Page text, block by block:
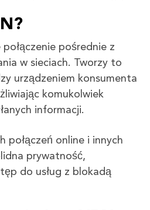
pośrednie z
w sieciach. Tworzy to
urządzeniem konsumenta
komukolwiek
informacji.
połączeń online i innych
prywatność,
do usług z blokadą